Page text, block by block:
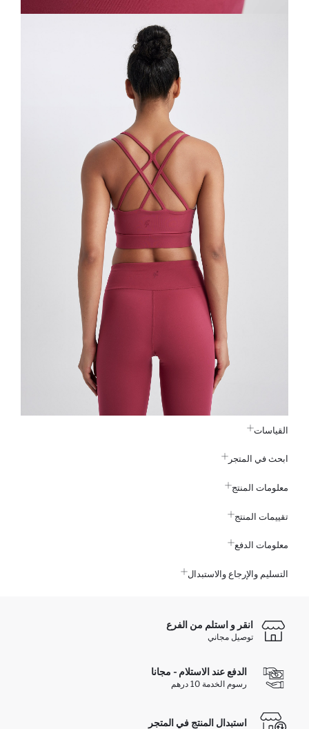
القياسات
ابحث في المتجر
معلومات المنتج
تقييمات المنتج
معلومات الدفع
التسليم والإرجاع والاستبدال
انقر و استلم من الفرع
توصيل مجاني
الدفع عند الاستلام - مجانا
رسوم الخدمة 10 درهم
استبدال المنتج في المتجر